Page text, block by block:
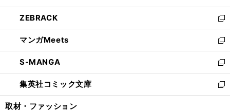
開
く
ウ
で
開
く
ン
ド
ウ
で
開
く
ウ
ィ
ン
ド
ウ
で
開
く
し
い
ウ
ィ
ン
ド
ウ
で
開
ZEBRACK
新
し
い
ウ
ィ
ン
ド
ウ
マンガMeets
新
し
い
ウ
ィ
ン
S-MANGA
新
し
い
ウ
集英社コミック文庫
新
し
取材・ファッション